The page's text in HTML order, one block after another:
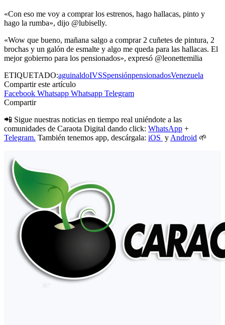
«Con eso me voy a comprar los estrenos, hago hallacas, pinto y
hago la rumba», dijo @lubiselly.
«Wow que bueno, mañana salgo a comprar 2 cuñetes de pintura, 2
brochas y un galón de esmalte y algo me queda para las hallacas. El
mejor gobierno para los pensionados», expresó @leonettemilia
ETIQUETADO:aguinaldoIVSSpensiónpensionadosVenezuela
Compartir este artículo
Facebook Whatsapp Whatsapp Telegram
Compartir
📲 Sigue nuestras noticias en tiempo real uniéndote a las
comunidades de Caraota Digital dando click: WhatsApp +
Telegram. También tenemos app, descárgala: iOS y Android 🌱